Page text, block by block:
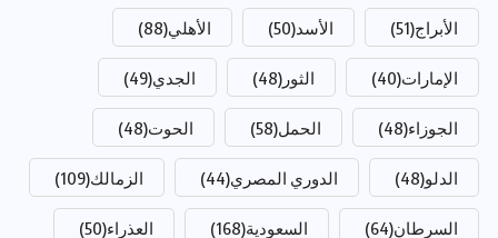
الأبراج(51) الأسد(50) الأهلي(88)
الإمارات(40) الثور (48) الجدي(49)
الجوزاء(48) الحمل(58) الحوت(48)
الدلو(48) الدوري المصري(44) الزمالك(109)
السرطان(64) السعودية(168) العذراء(50)